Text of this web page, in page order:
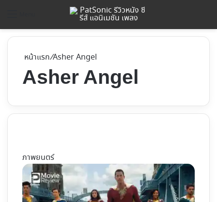
หน้าแรก/Asher Angel
Asher Angel
ภาพยนตร์